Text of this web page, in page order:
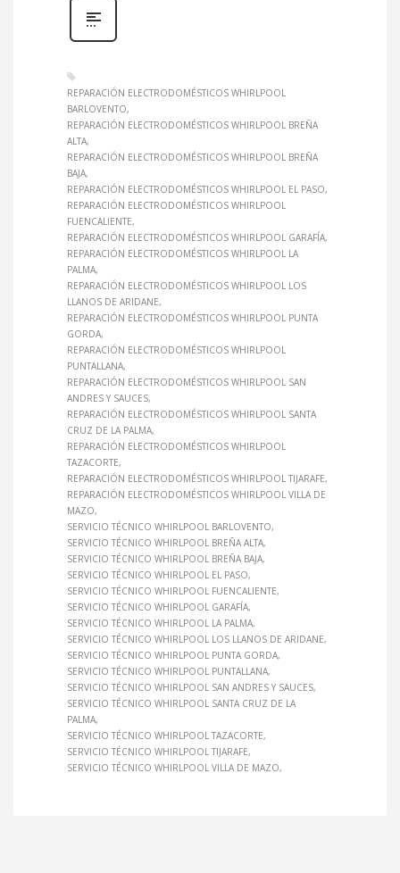
REPARACIÓN ELECTRODOMÉSTICOS WHIRLPOOL
BARLOVENTO
REPARACIÓN ELECTRODOMÉSTICOS WHIRLPOOL BREÑA
ALTA
REPARACIÓN ELECTRODOMÉSTICOS WHIRLPOOL BREÑA
BAJA
REPARACIÓN ELECTRODOMÉSTICOS WHIRLPOOL EL PASO
REPARACIÓN ELECTRODOMÉSTICOS WHIRLPOOL
FUENCALIENTE
REPARACIÓN ELECTRODOMÉSTICOS WHIRLPOOL GARAFÍA
REPARACIÓN ELECTRODOMÉSTICOS WHIRLPOOL LA
PALMA
REPARACIÓN ELECTRODOMÉSTICOS WHIRLPOOL LOS
LLANOS DE ARIDANE
REPARACIÓN ELECTRODOMÉSTICOS WHIRLPOOL PUNTA
GORDA
REPARACIÓN ELECTRODOMÉSTICOS WHIRLPOOL
PUNTALLANA
REPARACIÓN ELECTRODOMÉSTICOS WHIRLPOOL SAN
ANDRES Y SAUCES
REPARACIÓN ELECTRODOMÉSTICOS WHIRLPOOL SANTA
CRUZ DE LA PALMA
REPARACIÓN ELECTRODOMÉSTICOS WHIRLPOOL
TAZACORTE
REPARACIÓN ELECTRODOMÉSTICOS WHIRLPOOL TIJARAFE
REPARACIÓN ELECTRODOMÉSTICOS WHIRLPOOL VILLA DE
MAZO
SERVICIO TÉCNICO WHIRLPOOL BARLOVENTO
SERVICIO TÉCNICO WHIRLPOOL BREÑA ALTA
SERVICIO TÉCNICO WHIRLPOOL BREÑA BAJA
SERVICIO TÉCNICO WHIRLPOOL EL PASO
SERVICIO TÉCNICO WHIRLPOOL FUENCALIENTE
SERVICIO TÉCNICO WHIRLPOOL GARAFÍA
SERVICIO TÉCNICO WHIRLPOOL LA PALMA
SERVICIO TÉCNICO WHIRLPOOL LOS LLANOS DE ARIDANE
SERVICIO TÉCNICO WHIRLPOOL PUNTA GORDA
SERVICIO TÉCNICO WHIRLPOOL PUNTALLANA
SERVICIO TÉCNICO WHIRLPOOL SAN ANDRES Y SAUCES
SERVICIO TÉCNICO WHIRLPOOL SANTA CRUZ DE LA
PALMA
SERVICIO TÉCNICO WHIRLPOOL TAZACORTE
SERVICIO TÉCNICO WHIRLPOOL TIJARAFE
SERVICIO TÉCNICO WHIRLPOOL VILLA DE MAZO